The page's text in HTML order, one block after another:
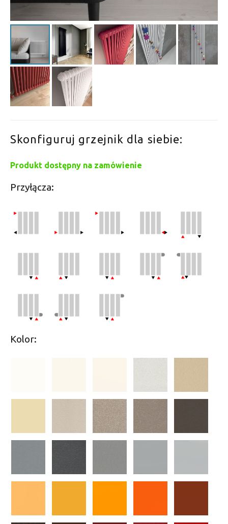
Skonfiguruj grzejnik dla siebie:
Produkt dostępny na zamówienie
Przyłącza:
Kolor: